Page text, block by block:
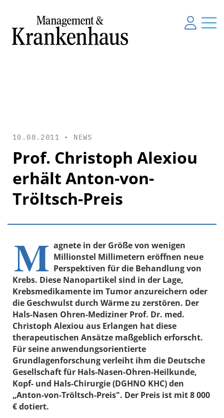
10.08.2011 • NEWS
Prof. Christoph Alexiou
erhält Anton-von-
Tröltsch-Preis
M agnete in der Größe von wenigen
Millionstel Millimetern eröffnen neue
Perspektiven für die Behandlung von
Krebs. Diese Nanopartikel sind in der Lage,
Krebsmedikamente im Tumor anzureichern oder
die Geschwulst durch Wärme zu zerstören. Der
Hals-Nasen Ohren-Mediziner Prof. Dr. med.
Christoph Alexiou aus Erlangen hat diese
therapeutischen Ansätze maßgeblich erforscht.
Für seine anwendungsorientierte
Grundlagenforschung verleiht ihm die Deutsche
Gesellschaft für Hals-Nasen-Ohren-Heilkunde,
Kopf- und Hals-Chirurgie (DGHNO KHC) den
„Anton-von-Tröltsch-Preis". Der Preis ist mit 8 000
€ dotiert.